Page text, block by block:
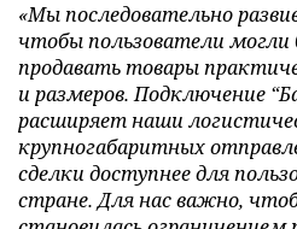
«Мы последовательно
чтобы пользователи могли
продавать товары
и размеров. Подключение
расширяет наши
крупногабаритных
сделки доступнее для
стране. Для нас важно,